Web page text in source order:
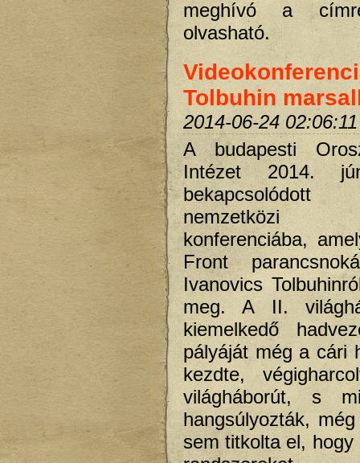
meghívó a
olvasható.
Tolbuhin
2014-06-24 02:06:11
A budapesti
Intézet 2014.
nemzetközi
konferenciába,
Front
Ivanovics
meg. A II.
kiemelkedő
pályáját még a cári
kezdte,
világháborút, s
hangsúlyozták,
sem titkolta el, hogy